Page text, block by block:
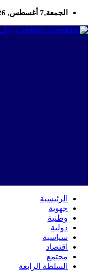
الجمعة,7 أغسطس, 2026
al-intifada - النسخة الإلكترونية لجريدة الانتفاضة
الرئيسية
جهوية
وطنية
دولية
سياسية
اقتصاد
مجتمع
السلطة الرابعة